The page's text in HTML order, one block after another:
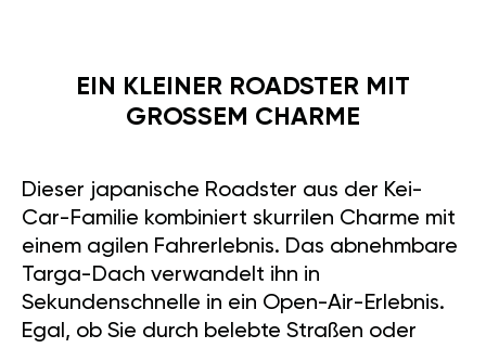
EIN KLEINER ROADSTER MIT
GROSSEM CHARME
Dieser japanische Roadster aus der Kei-
Car-Familie kombiniert skurrilen Charme mit
einem agilen Fahrerlebnis. Das abnehmbare
Targa-Dach verwandelt ihn in
Sekundenschnelle in ein Open-Air-Erlebnis.
Egal, ob Sie durch belebte Straßen oder